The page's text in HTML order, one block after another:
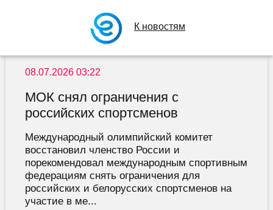
К новостям
08.07.2026 03:22
МОК снял ограничения с
российских спортсменов
Международный олимпийский комитет
восстановил членство России и
порекомендовал международным спортивным
федерациям снять ограничения для
российских и белорусских спортсменов на
участие в ме...